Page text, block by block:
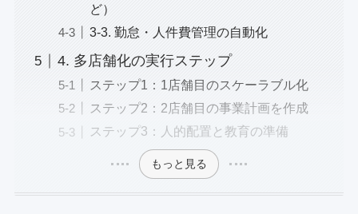
ど）
3-3. 勤怠・人件費管理の自動化
4. 多店舗化の実行ステップ
ステップ1：1店舗目のスケーラブル化
ステップ2：2店舗目の事業計画を作成
ステップ3：人的配置と教育の準備
もっと見る